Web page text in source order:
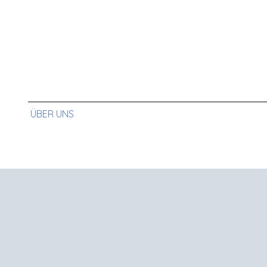
ÜBER UNS